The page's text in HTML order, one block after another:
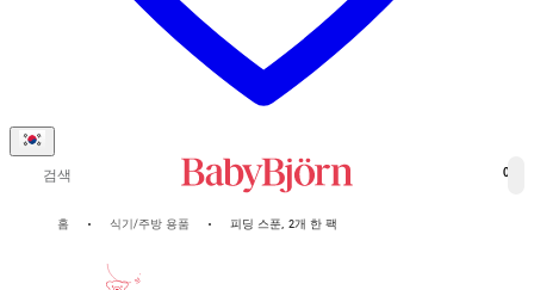
검색 0
홈 식기/주방 용품 피딩 스푼, 2개 한 팩
보증